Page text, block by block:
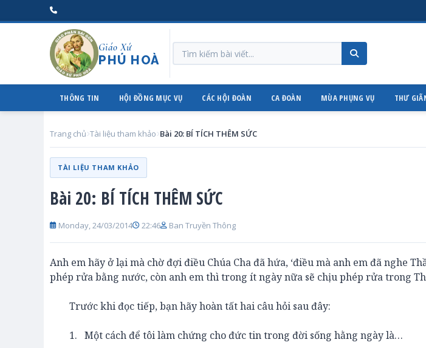
Giáo Xứ
PHÚ HOÀ
THÔNG TIN HỘI ĐỒNG MỤC VỤ CÁC HỘI ĐOÀN CA ĐOÀN MÙA PHỤNG VỤ THƯ
Trang chủ Tài liệu tham khảo Bài 20: BÍ TÍCH THÊM SỨC
TÀI LIỆU THAM KHẢO
Bài 20: BÍ TÍCH THÊM SỨC
Monday, 24/03/2014 22:46 Ban Truyền Thông
Anh em hãy ở lại mà chờ đợi điều Chúa Cha đã hứa, ‘điều mà anh em đã nghe
phép rửa bằng nước, còn anh em thì trong ít ngày nữa sẽ chịu phép rửa trong
Trước khi đọc tiếp, bạn hãy hoàn tất hai câu hỏi sau đây:
1. Một cách để tôi làm chứng cho đức tin trong đời sống hằng ngày là…